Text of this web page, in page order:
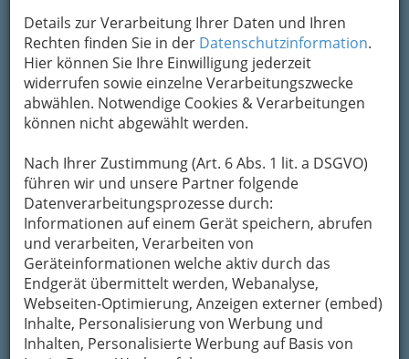
Details zur Verarbeitung Ihrer Daten und Ihren
Rechten finden Sie in der Datenschutzinformation.
Hier können Sie Ihre Einwilligung jederzeit
widerrufen sowie einzelne Verarbeitungszwecke
abwählen. Notwendige Cookies & Verarbeitungen
können nicht abgewählt werden.
Nach Ihrer Zustimmung (Art. 6 Abs. 1 lit. a DSGVO)
führen wir und unsere Partner folgende
Datenverarbeitungsprozesse durch:
Informationen auf einem Gerät speichern, abrufen
und verarbeiten, Verarbeiten von
Geräteinformationen welche aktiv durch das
Endgerät übermittelt werden, Webanalyse,
Webseiten-Optimierung, Anzeigen externer (embed)
Inhalte, Personalisierung von Werbung und
Inhalten, Personalisierte Werbung auf Basis von